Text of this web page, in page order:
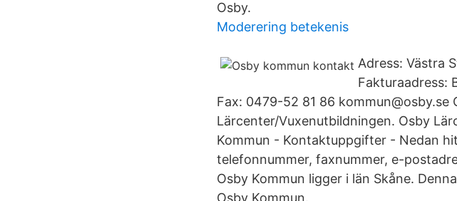
Osby.
Moderering betekenis
Adress: Västra
Fakturaadress:
Fax: 0479-52 81 86
Lärcenter/Vuxenutbildningen. Osby
Kommun - Kontaktuppgifter - Nedan
telefonnummer, faxnummer, e-
Osby Kommun ligger i län Skåne.
Osby Kommun.